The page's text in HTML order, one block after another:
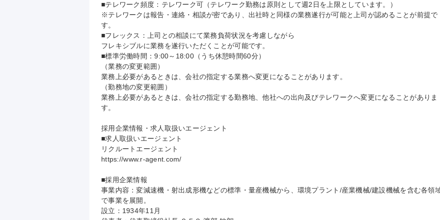
■テレワーク頻度：テレワーク可（テレワーク勤務は原則として週2日を上限としています。）
※テレワークは報告・連絡・相談が密であり、出社時と同様の業務遂行が可能と上司が認めることが前提で
す。
■フレックス：上司との相談にて業務負荷状況を考慮しながら
フレキシブルに業務を遂行いただくことが可能です。
■標準労働時間：9:00～18:00（うち休憩時間60分）
（業務の変更範囲）
業務上必要があるときは、会社の指定する業務へ変更になることがあります。
（勤務地の変更範囲）
業務上必要があるときは、会社の指定する勤務地、他社への出向及びテレワークへ変更になることがありま
す。
採用企業情報・求人取扱いエージェント
■求人取扱いエージェント
リクルートエージェント
https://www.r-agent.com/
■採用企業情報
事業内容：変減速機・射出成形機などの標準・量産機械から、環境プラント/産業機械/建設機械を含む各領
で事業を展開。
設立：1934年11月